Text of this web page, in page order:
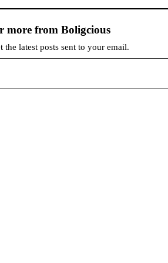
more from Boligcious
the latest posts sent to your email.